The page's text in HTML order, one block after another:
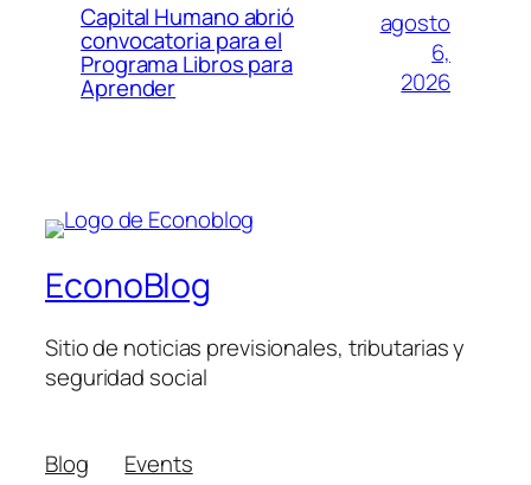
Capital Humano abrió
convocatoria para el
Programa Libros para
Aprender
agosto
6,
2026
EconoBlog
Sitio de noticias previsionales, tributarias y
seguridad social
Blog
Events